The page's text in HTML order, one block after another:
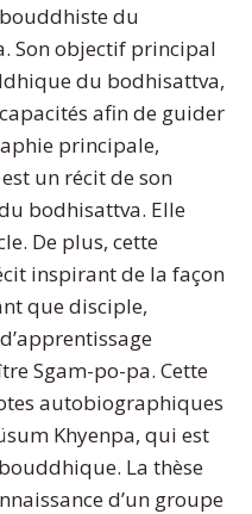
du
Son objectif principal
du bodhisattva,
afin de guider
principale,
un récit de son
bodhisattva. Elle
De plus, cette
inspirant de la façon
que disciple,
Sgam-po-pa. Cette
autobiographiques
Khyenpa, qui est
La thèse
d’un groupe